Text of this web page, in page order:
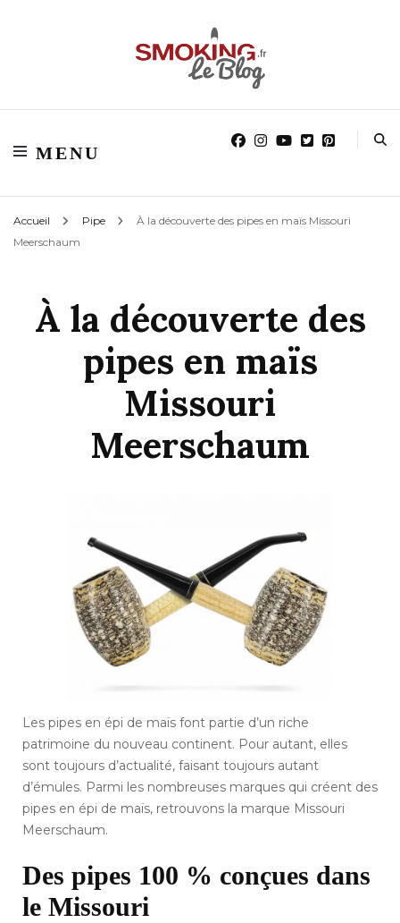
Blog smoking.fr
MENU
Accueil Pipe
À la découverte des pipes en maïs Missouri
Meerschaum
À la découverte des
pipes en maïs
Missouri
Meerschaum
Les pipes en épi de maïs font partie d’un riche
patrimoine du nouveau continent. Pour autant, elles
sont toujours d’actualité, faisant toujours autant
d’émules. Parmi les nombreuses marques qui créent des
pipes en épi de maïs, retrouvons la marque Missouri
Meerschaum.
Des pipes 100 % conçues dans
le Missouri